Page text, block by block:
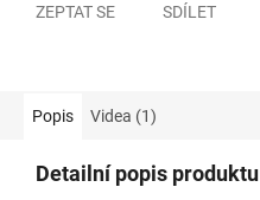
ZEPTAT SE SDÍLET
Popis Videa (1)
Detailní popis produktu